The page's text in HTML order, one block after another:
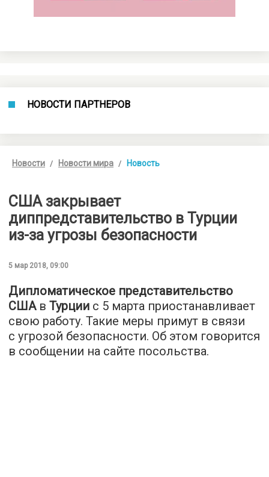
НОВОСТИ ПАРТНЕРОВ
Новости Новости мира Новость
США закрывает
диппредставительство в Турции
из-за угрозы безопасности
5 мар 2018, 09:00
Дипломатическое представительство
СШАв Турции с 5 марта приостанавливает
свою работу. Такие меры примут в связи
с угрозой безопасности. Об этом говорится
в сообщении на сайте посольства.